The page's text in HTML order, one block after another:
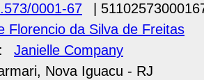
0001-67
|
Florencio da Silva de Freitas
Janielle Company
Nova Iguacu - RJ